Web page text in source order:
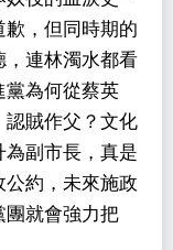
，但同時期的
，連林濁水都看
黨為何從蔡英
認賊作父？文化
為副市長，真是
約，未來施政
團就會強力把